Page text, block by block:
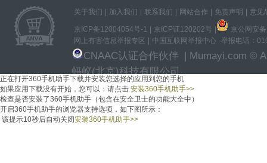
关于我们 加入我们 联系我们 网站合作 免责声明
意见
京ICP备12004054号-1 | 京ICP证120202号 |
京公网安
网上有害信息举报专区
中国互联网举报中心 举报电话：
CNAAC认证合作伙伴 | Mumayi.com ©
蚂蚁(北京)科技有限公司
正在打开360手机助手下载并安装您选择的应用到您的手机
如果应用下载没有开始， 您可以： 请点击 安装360手机助手>>
检查是否安装了360手机助手（包含在安全卫士的功能大全中）
开启360手机助手的浏览器支持选项，如下图所示：
该提示10秒后自动关闭安装360手机助手>>